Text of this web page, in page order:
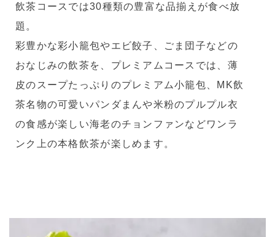
飲茶コースでは30種類の豊富な品揃えが食べ放
題。
彩豊かな彩小籠包やエビ餃子、ごま団子などの
おなじみの飲茶を、プレミアムコースでは、薄
皮のスープたっぷりのプレミアム小籠包、MK飲
茶名物の可愛いパンダまんや米粉のプルプル衣
の食感が楽しい海老のチョンファンなどワンラ
ンク上の本格飲茶が楽しめます。